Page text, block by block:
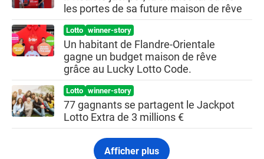
les portes de sa future maison de rêve
Lotto winner-story
Un habitant de Flandre-Orientale
gagne un budget maison de rêve
grâce au Lucky Lotto Code.
Lotto winner-story
77 gagnants se partagent le Jackpot
Lotto Extra de 3 millions €
Afficher plus